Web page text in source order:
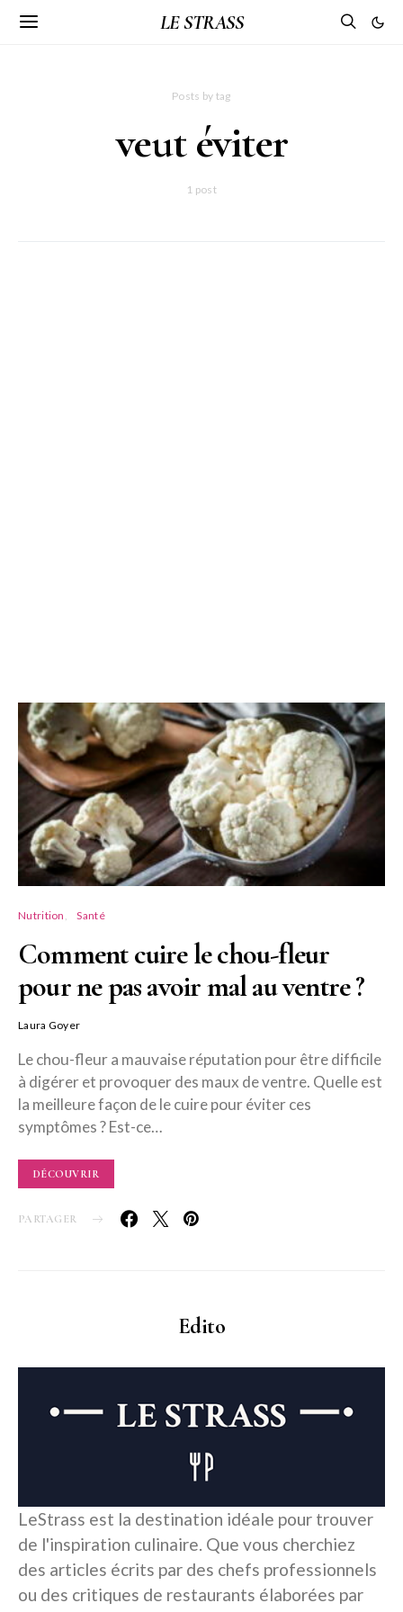
LE STRASS
Posts by tag
veut éviter
1 post
Nutrition Santé
Comment cuire le chou-fleur
pour ne pas avoir mal au ventre ?
Laura Goyer
Le chou-fleur a mauvaise réputation pour être difficile
à digérer et provoquer des maux de ventre. Quelle est
la meilleure façon de le cuire pour éviter ces
symptômes ? Est-ce…
DÉCOUVRIR
PARTAGER
Edito
LeStrass est la destination idéale pour trouver
de l'inspiration culinaire. Que vous cherchiez
des articles écrits par des chefs professionnels
ou des critiques de restaurants élaborées par